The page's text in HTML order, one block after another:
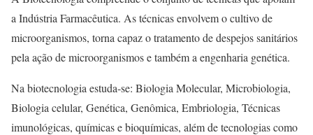
a Indústria Farmacêutica. As técnicas envolvem o cultivo de
microorganismos, torna capaz o tratamento de despejos sanitários
pela ação de microorganismos e também a engenharia genética.
Na biotecnologia estuda-se: Biologia Molecular, Microbiologia,
Biologia celular, Genética, Genômica, Embriologia, Técnicas
imunológicas, químicas e bioquímicas, além de tecnologias como